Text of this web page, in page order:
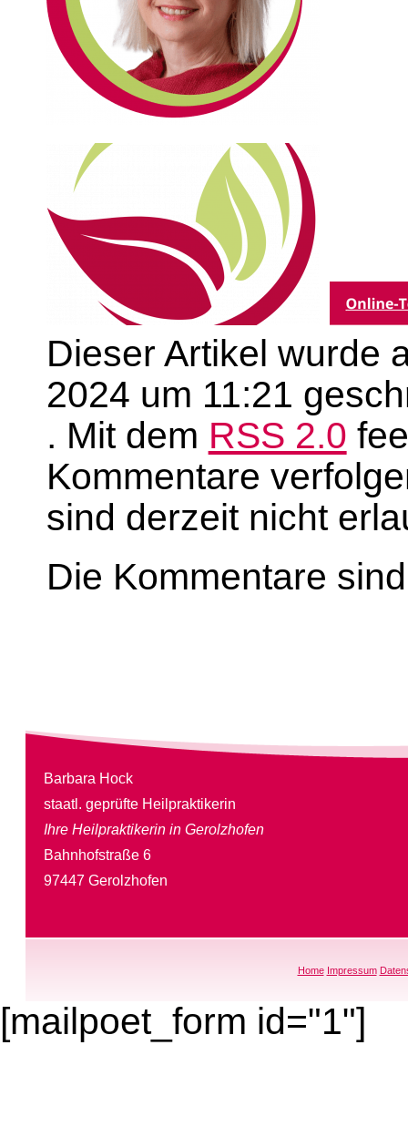
Dieser Artikel wurde
2024 um 11:21
. Mit dem RSS 2.0
Kommentare
sind derzeit nicht
Die Kommentare
Barbara Hock
staatl. geprüfte Heilpraktikerin
Ihre Heilpraktikerin in Gerolzhofen
Bahnhofstraße 6
97447 Gerolzhofen
Home Impressum
[mailpoet_form id="1"]